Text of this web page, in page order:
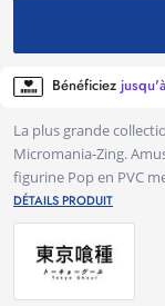
Bénéficiez
La plus grande
Micromania-Zing.
figurine Pop en PVC
DÉTAILS PRODUIT